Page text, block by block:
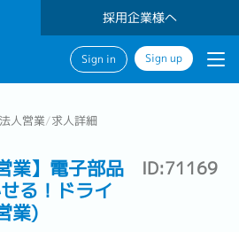
採用企業様へ
Sign in Sign up
法人営業/求人詳細
業】電子部品
る！ドライ
業)
ID:71169